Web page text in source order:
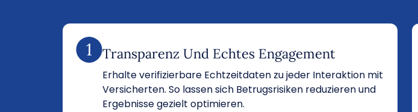
Transparenz Und Echtes Engagement
Erhalte verifizierbare Echtzeitdaten zu jeder Interaktion mit
Versicherten. So lassen sich Betrugsrisiken reduzieren und
Ergebnisse gezielt optimieren.